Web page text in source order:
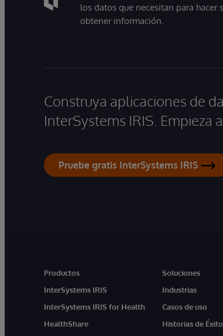
los datos que necesitan para hacer
obtener información.
Construya aplicaciones de
InterSystems IRIS. Empieza
Pruebe gratis InterSystems IRIS
Productos
InterSystems IRIS
InterSystems IRIS for Health
HealthShare
Soluciones
Industrias
Casos de uso
Historias de Éxito